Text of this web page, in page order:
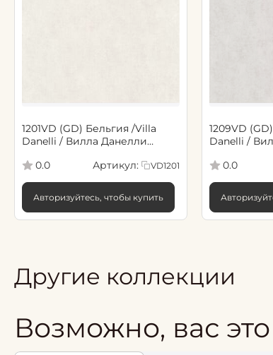
1201VD (GD) Бельгия /Villa
Danelli / Вилла Данелли
(6) 0.0 Артикул: VD1201
Авторизуйтесь, чтобы купить
1209VD
Danelli /
(6) 0.0
Другие коллекции
Возможно, вас